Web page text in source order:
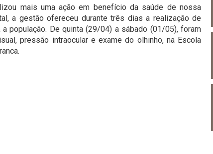
mais uma ação em benefício da saúde de nossa
a gestão ofereceu durante três dias a realização de
população. De quinta (29/04) a sábado (01/05), foram
pressão intraocular e exame do olhinho, na Escola